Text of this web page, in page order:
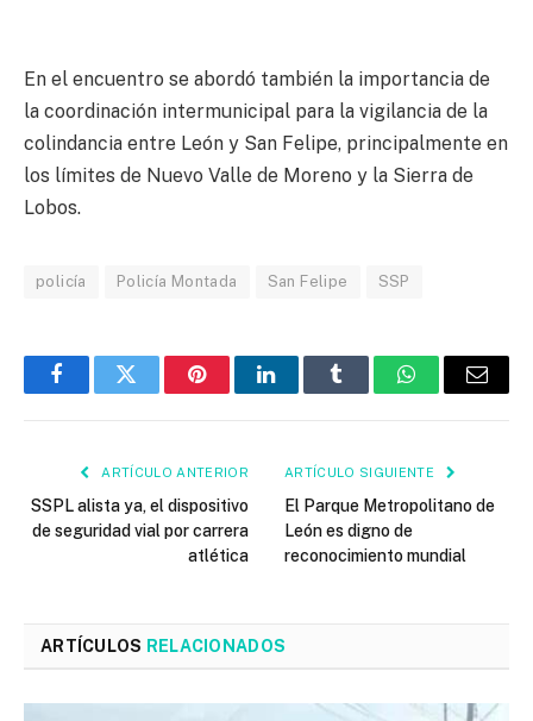
En el encuentro se abordó también la importancia de
la coordinación intermunicipal para la vigilancia de la
colindancia entre León y San Felipe, principalmente en
los límites de Nuevo Valle de Moreno y la Sierra de
Lobos.
policía Policía Montada San Felipe SSP
FacebookTwitter PinterestLinkedInTumblr WhatsAppEmail
ARTÍCULO ANTERIOR
SSPL alista ya, el dispositivo
de seguridad vial por carrera
atlética
ARTÍCULO SIGUIENTE
El Parque Metropolitano de
León es digno de
reconocimiento mundial
ARTÍCULOS RELACIONADOS